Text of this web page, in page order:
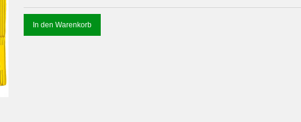
In den Warenkorb